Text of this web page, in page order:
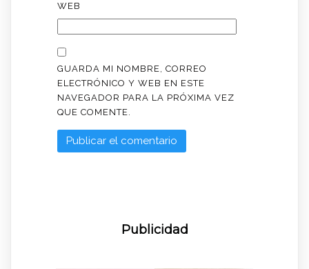
WEB
GUARDA MI NOMBRE, CORREO
ELECTRÓNICO Y WEB EN ESTE
NAVEGADOR PARA LA PRÓXIMA VEZ
QUE COMENTE.
Publicidad